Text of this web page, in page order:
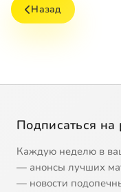
Назад
Подписаться на
Каждую неделю в
— анонсы лучших
— новости